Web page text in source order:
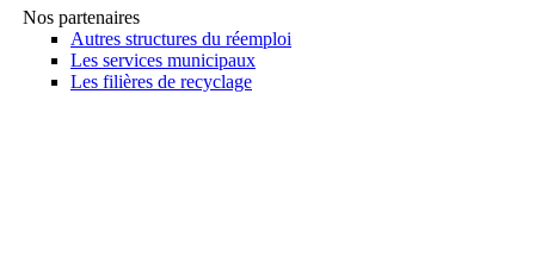
Nos partenaires
Autres structures du réemploi
Les services municipaux
Les filières de recyclage